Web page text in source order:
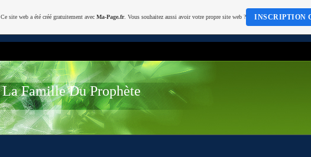
La Famille Du Prophète
Ce site web a été créé gratuitement avec Ma-Page.fr. Vous souhaitez aussi avoir votre propre site web ? INSCRIPTION